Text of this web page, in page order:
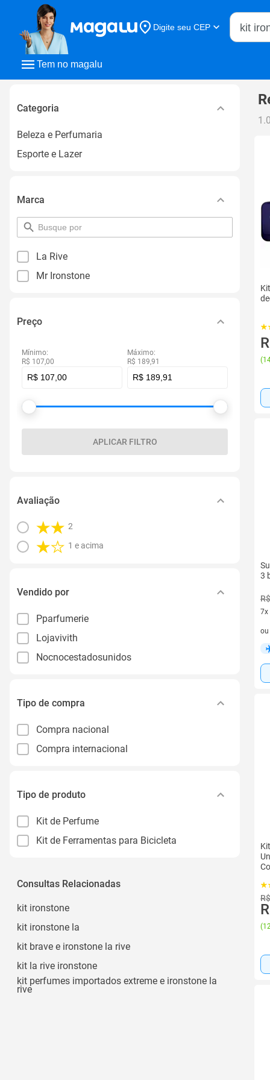
Tem no magalu
Digite seu CEP
Buscar
Categoria
Beleza e Perfumaria
Esporte e Lazer
Marca
pesquisar
por
La Rive
Mr Ironstone
Preço
Mínimo:
R$ 107,00
Máximo:
R$ 189,91
APLICAR FILTRO
Avaliação
2
1 e acima
Vendido por
Pparfumerie
Lojavivith
Nocnocestadosunidos
Tipo de compra
Compra nacional
Compra internacional
Tipo de produto
Kit de Perfume
Kit de Ferramentas para Bicicleta
Consultas Relacionadas
kit ironstone
kit ironstone la
kit brave e ironstone la rive
kit la rive ironstone
kit perfumes importados extreme e ironstone la
rive
(
3
7x
7
ou
(